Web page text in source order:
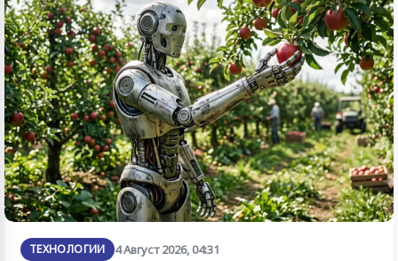
ТЕХНОЛОГИИ 4 Август 2026, 04:31